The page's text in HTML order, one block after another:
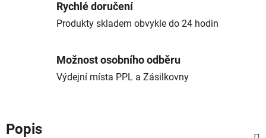
Rychlé doručení
Produkty skladem obvykle do 24 hodin
Možnost osobního odběru
Výdejní místa PPL a Zásilkovny
Popis